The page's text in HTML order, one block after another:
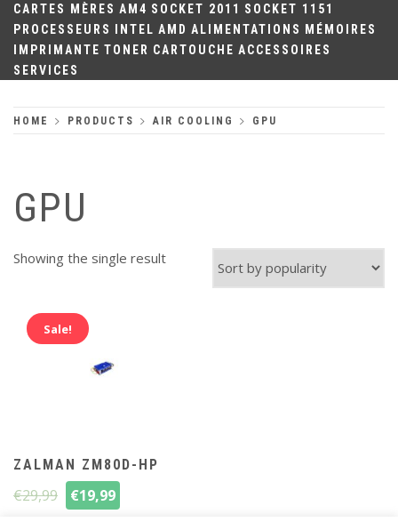
CARTES MÈRES AM4 SOCKET 2011
SOCKET 1151
PROCESSEURS
INTEL AMD ALIMENTATIONS
MÉMOIRES
IMPRIMANTE TONER CARTOUCHE ACCESSOIRES
SERVICES
HOME PRODUCTS AIR COOLING GPU
GPU
Showing the single result
Sale!
ZALMAN ZM80D-HP
€29,99 €19,99